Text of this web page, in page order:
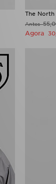
The North
Antes
Agora